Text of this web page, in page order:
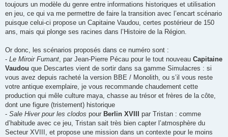
toujours un modèle du genre entre informations historiques et utilisation
en jeu, ce qui va me permettre de faire la transition avec l’encart scénario
puisque celui-ci propose un Capitaine Vaudou, certes postérieur de 150
ans, mais qui plonge ses racines dans l’Histoire de la Région.
Or donc, les scénarios proposés dans ce numéro sont :
- Le Miroir Fumant, par Jean-Pierre Pécau pour le tout nouveau Capitaine
Vaudou que Descartes vient de sortir dans sa gamme Simulacres : si
vous avez depuis racheté la version BBE / Monolith, ou s’il vous reste
votre antique exemplaire, je vous recommande chaudement cette
production qui mêle culture maya, chasse au trésor et frères de la côte,
dont une figure (tristement) historique
- Sale Hiver pour les clodos pour Berlin XVIII
par Tristan : comme
d’habitude avec ce jeu, Tristan sait très bien capter l’atmosphère du
Secteur XVIII, et propose une mission dans un contexte pour le moins